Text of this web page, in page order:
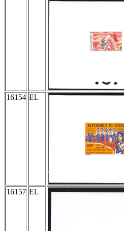
16154 EL
16157 EL